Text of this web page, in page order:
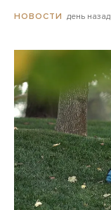
НОВОСТИ день назад